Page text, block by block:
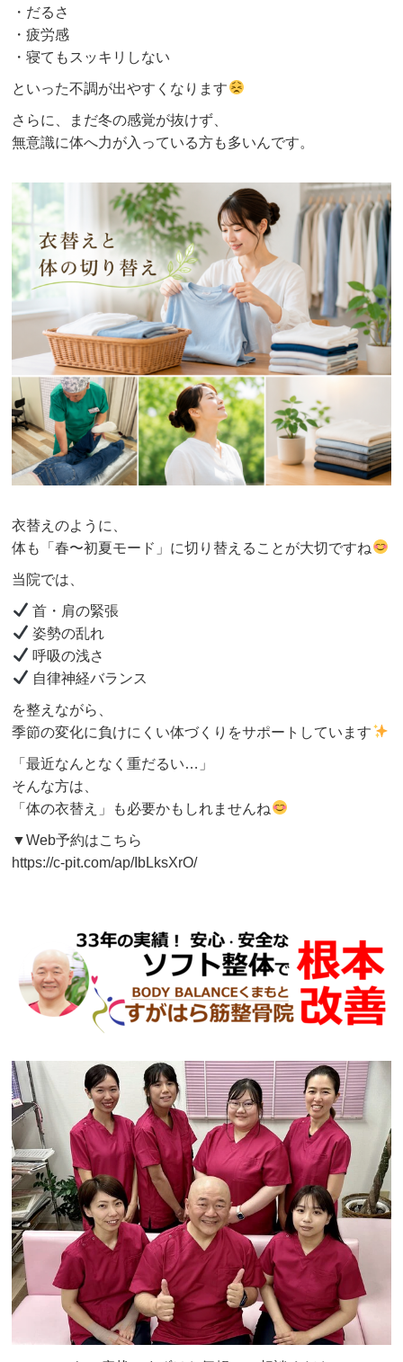
・だるさ
・疲労感
・寝てもスッキリしない
といった不調が出やすくなります
さらに、まだ冬の感覚が抜けず、
無意識に体へ力が入っている方も多いんです。
衣替えのように、
体も「春〜初夏モード」に切り替えることが大切ですね
当院では、
首・肩の緊張
姿勢の乱れ
呼吸の浅さ
自律神経バランス
を整えながら、
季節の変化に負けにくい体づくりをサポートしています
「最近なんとなく重だるい…」
そんな方は、
「体の衣替え」も必要かもしれませんね
▼Web予約はこちら
https://c-pit.com/ap/IbLksXrO/